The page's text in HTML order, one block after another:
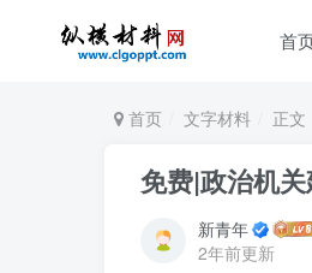
首
首页 文字材料 正文
免费|政治机
新青年
2年前更新